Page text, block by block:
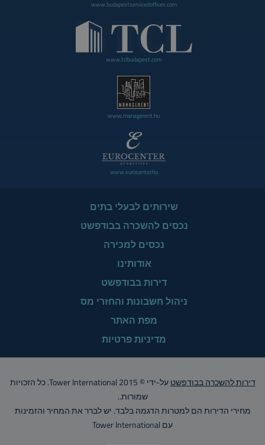
www.budapestservicedoffices.com
www.tclbudapest.com
www.managerent.hu
www.eurocenter.hu
שירותים לבעלי בתים
נכסים להשכרה בבודפשט
נכסים למכירה
אודותינו
דירות בבודפשט
ניהול חשבונות והחזרי מס
מפת האתר
מדיניות פרטיות
דירות להשכרה בבודפשט
על-ידי © Tower International 2015. כל הזכויות
שמורות..
מחירי הדירות הם למטרות הדגמה בלבד. יש לברר את המחיר והזמינות
עם Tower International